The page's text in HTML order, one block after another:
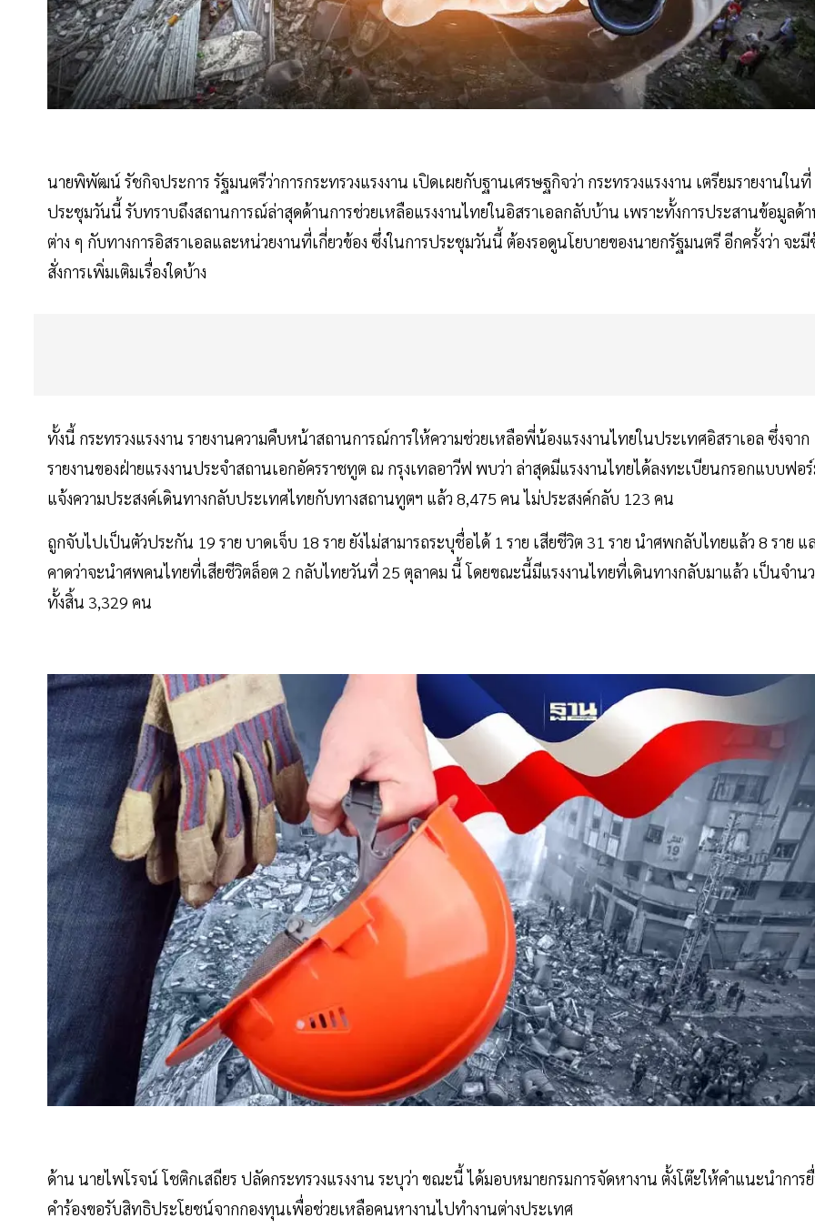
นายพิพัฒน์ รัชกิจประการ รัฐมนตรีว่าการกระทรวงแรงงาน เปิดเผยกับฐานเศรษฐกิจว่า กระทรวงแรงงาน เตรียมรายงานในที่
ประชุมวันนี้ รับทราบถึงสถานการณ์ล่าสุดด้านการช่วยเหลือแรงงานไทยในอิสราเอลกลับบ้าน เพราะทั้งการประสานข้อมูลด้
ต่าง ๆ กับทางการอิสราเอลและหน่วยงานที่เกี่ยวข้อง ซึ่งในการประชุมวันนี้ ต้องรอดูนโยบายของนายกรัฐมนตรี อีกครั้งว่า จะมี
สั่งการเพิ่มเติมเรื่องใดบ้าง
ทั้งนี้ กระทรวงแรงงาน รายงานความคืบหน้าสถานการณ์การให้ความช่วยเหลือพี่น้องแรงงานไทยในประเทศอิสราเอล ซึ่งจาก
รายงานของฝ่ายแรงงานประจำสถานเอกอัครราชทูต ณ กรุงเทลอาวีฟ พบว่า ล่าสุดมีแรงงานไทยได้ลงทะเบียนกรอกแบบฟอ
แจ้งความประสงค์เดินทางกลับประเทศไทยกับทางสถานทูตฯ แล้ว 8,475 คน ไม่ประสงค์กลับ 123 คน
ถูกจับไปเป็นตัวประกัน 19 ราย บาดเจ็บ 18 ราย ยังไม่สามารถระบุชื่อได้ 1 ราย เสียชีวิต 31 ราย นำศพกลับไทยแล้ว 8 ราย แ
คาดว่าจะนำศพคนไทยที่เสียชีวิตล็อต 2 กลับไทยวันที่ 25 ตุลาคม นี้ โดยขณะนี้มีแรงงานไทยที่เดินทางกลับมาแล้ว เป็นจำน
ทั้งสิ้น 3,329 คน
ด้าน นายไพโรจน์ โชติกเสถียร ปลัดกระทรวงแรงงาน ระบุว่า ขณะนี้ ได้มอบหมายกรมการจัดหางาน ตั้งโต๊ะให้คำแนะนำการ
คำร้องขอรับสิทธิประโยชน์จากกองทุนเพื่อช่วยเหลือคนหางานไปทำงานต่างประเทศ